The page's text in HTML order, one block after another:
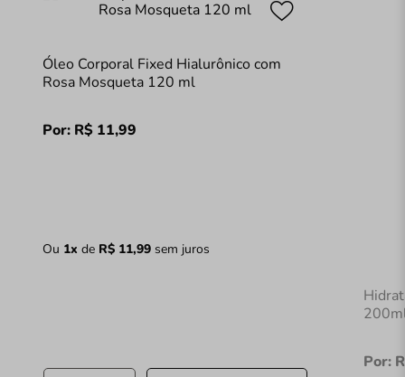
Óleo Corporal Fixed Hialurônico com
Rosa Mosqueta 120 ml
Por: R$ 11,99
Ou 1x de R$ 11,99sem juros
Por: